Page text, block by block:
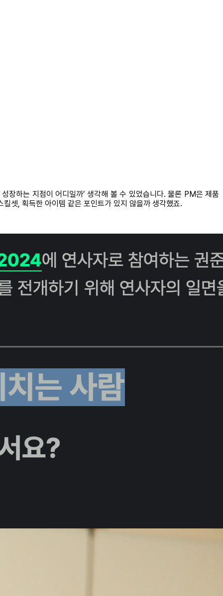
장하는 지점이 어디일까’ 생각해 볼 수 있었습니다. 물론 PM은 제품
셋, 획득한 아이템 같은 포인트가 있지 않을까 생각했죠.